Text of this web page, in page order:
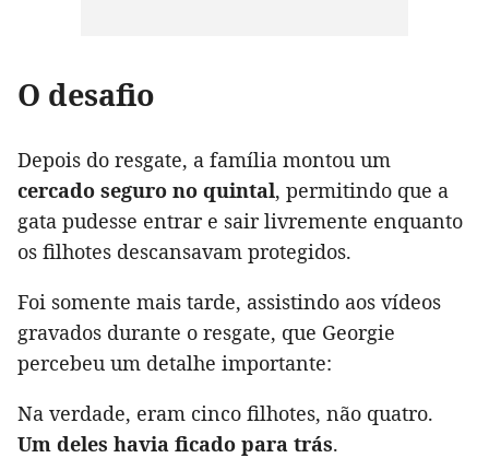
O desafio
Depois do resgate, a família montou um
cercado seguro no quintal, permitindo que a
gata pudesse entrar e sair livremente enquanto
os filhotes descansavam protegidos.
Foi somente mais tarde, assistindo aos vídeos
gravados durante o resgate, que Georgie
percebeu um detalhe importante:
Na verdade, eram cinco filhotes, não quatro.
Um deles havia ficado para trás.